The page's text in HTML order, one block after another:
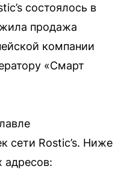
состоялось в
продажа
компании
«Смарт
сети Rostic’s. Ниже
адресов: